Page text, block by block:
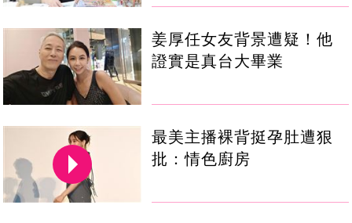
姜厚任女友背景遭疑！他
證實是真台大畢業
最美主播裸背挺孕肚遭狠
批：情色廚房